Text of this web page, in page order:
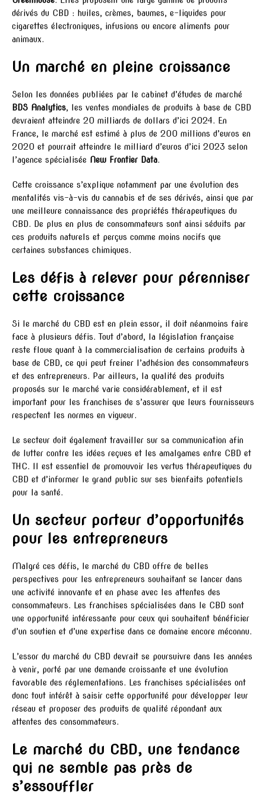
dérivés du CBD : huiles, crèmes, baumes, e-liquides pour
cigarettes électroniques, infusions ou encore aliments pour
animaux.
Un marché en pleine croissance
Selon les données publiées par le cabinet d’études de marché
BDS Analytics, les ventes mondiales de produits à base de CBD
devraient atteindre 20 milliards de dollars d’ici 2024. En
France, le marché est estimé à plus de 200 millions d’euros en
2020 et pourrait atteindre le milliard d’euros d’ici 2023 selon
l’agence spécialisée New Frontier Data.
Cette croissance s’explique notamment par une évolution des
mentalités vis-à-vis du cannabis et de ses dérivés, ainsi que par
une meilleure connaissance des propriétés thérapeutiques du
CBD. De plus en plus de consommateurs sont ainsi séduits par
ces produits naturels et perçus comme moins nocifs que
certaines substances chimiques.
Les défis à relever pour pérenniser
cette croissance
Si le marché du CBD est en plein essor, il doit néanmoins faire
face à plusieurs défis. Tout d’abord, la législation française
reste floue quant à la commercialisation de certains produits à
base de CBD, ce qui peut freiner l’adhésion des consommateurs
et des entrepreneurs. Par ailleurs, la qualité des produits
proposés sur le marché varie considérablement, et il est
important pour les franchises de s’assurer que leurs fournisseurs
respectent les normes en vigueur.
Le secteur doit également travailler sur sa communication afin
de lutter contre les idées reçues et les amalgames entre CBD et
THC. Il est essentiel de promouvoir les vertus thérapeutiques du
CBD et d’informer le grand public sur ses bienfaits potentiels
pour la santé.
Un secteur porteur d’opportunités
pour les entrepreneurs
Malgré ces défis, le marché du CBD offre de belles
perspectives pour les entrepreneurs souhaitant se lancer dans
une activité innovante et en phase avec les attentes des
consommateurs. Les franchises spécialisées dans le CBD sont
une opportunité intéressante pour ceux qui souhaitent bénéficier
d’un soutien et d’une expertise dans ce domaine encore méconnu.
L’essor du marché du CBD devrait se poursuivre dans les années
à venir, porté par une demande croissante et une évolution
favorable des réglementations. Les franchises spécialisées ont
donc tout intérêt à saisir cette opportunité pour développer leur
réseau et proposer des produits de qualité répondant aux
attentes des consommateurs.
Le marché du CBD, une tendance
qui ne semble pas près de
s’essouffler